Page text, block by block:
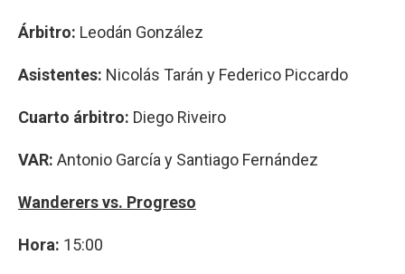
Árbitro: Leodán González
Asistentes: Nicolás Tarán y Federico Piccardo
Cuarto árbitro: Diego Riveiro
VAR: Antonio García y Santiago Fernández
Wanderers vs. Progreso
Hora: 15:00